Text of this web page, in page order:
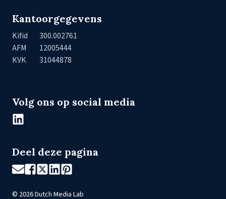
Kantoorgegevens
Kifid
300.002761
AFM
12005444
KVK
31044878
Volg ons op social media
Deel deze pagina
© 2026Dutch Media Lab